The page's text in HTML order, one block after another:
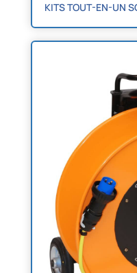
KITS TOUT-EN-UN